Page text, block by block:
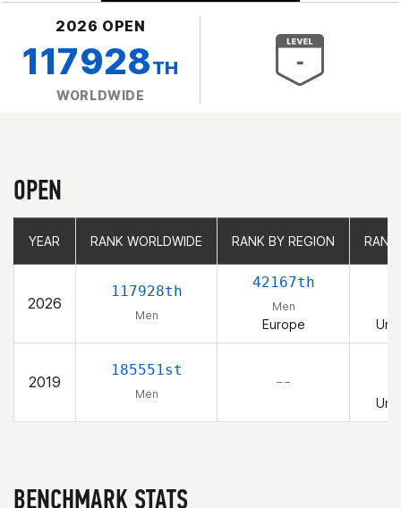
2026 OPEN
117928TH
WORLDWIDE
OPEN
YEAR RANK WORLDWIDE RANK BY REGION
2026
117928th
Men
42167th
Men
Europe
2019
185551st
Men
– –
YEAR RANK WORLDWIDE RANK BY REGION
BENCHMARK STATS